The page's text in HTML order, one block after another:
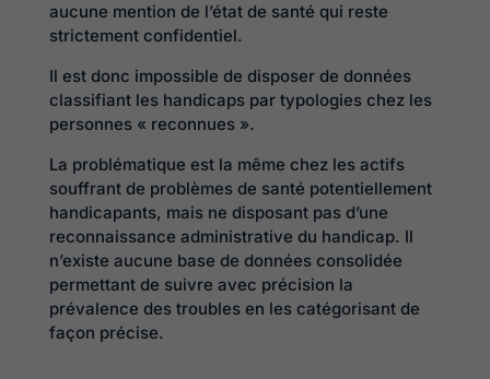
aucune mention de l’état de santé qui reste
strictement confidentiel.
Il est donc impossible de disposer de données
classifiant les handicaps par typologies chez les
personnes « reconnues ».
La problématique est la même chez les actifs
souffrant de problèmes de santé potentiellement
handicapants, mais ne disposant pas d’une
reconnaissance administrative du handicap. Il
n’existe aucune base de données consolidée
permettant de suivre avec précision la
prévalence des troubles en les catégorisant de
façon précise.